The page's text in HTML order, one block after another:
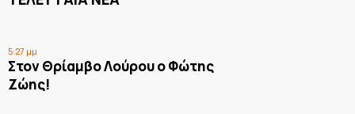
5:27 μμ
Στον Θρίαμβο Λούρου ο Φώτης
Ζώης!